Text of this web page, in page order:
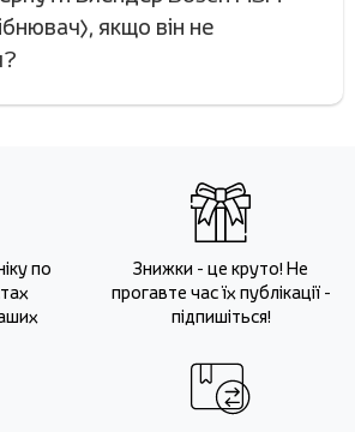
якщо він не
по
Знижки - це круто! Не
прогавте час їх публікації -
підпишіться!